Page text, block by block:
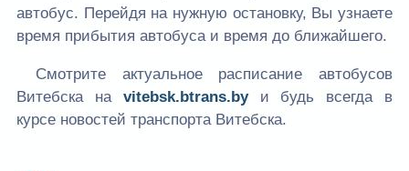
автобус. Перейдя на нужную остановку, Вы узнаете
время прибытия автобуса и время до ближайшего.
Смотрите актуальное расписание автобусов
Витебска на vitebsk.btrans.byи будь всегда в
курсе новостей транспорта Витебска.